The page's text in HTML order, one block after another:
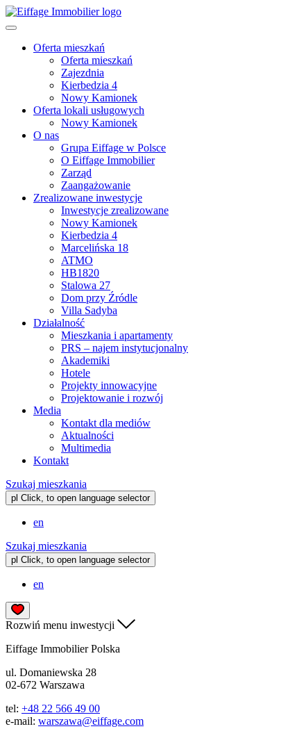
Oferta mieszkań
Oferta mieszkań
Zajezdnia
Kierbedzia 4
Nowy Kamionek
Oferta lokali usługowych
Nowy Kamionek
O nas
Grupa Eiffage w Polsce
O Eiffage Immobilier
Zarząd
Zaangażowanie
Zrealizowane inwestycje
Inwestycje zrealizowane
Nowy Kamionek
Kierbedzia 4
Marcelińska 18
ATMO
HB1820
Stalowa 27
Dom przy Źródle
Villa Sadyba
Działalność
Mieszkania i apartamenty
PRS – najem instytucjonalny
Akademiki
Hotele
Projekty innowacyjne
Projektowanie i rozwój
Media
Kontakt dla mediów
Aktualności
Multimedia
Kontakt
Szukaj mieszkania
pl Click, to open language selector
en
Szukaj mieszkania
pl Click, to open language selector
en
Rozwiń menu inwestycji
Eiffage Immobilier Polska
ul. Domaniewska 28
02-672 Warszawa
tel: +48 22 566 49 00
e-mail: warszawa@eiffage.com